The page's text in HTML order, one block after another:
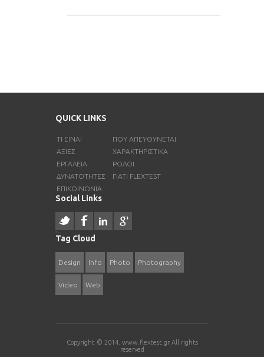
QUICK LINKS
ΤΙ ΕΊΝΑΙ
ΠΟΎ ΑΠΕΥΘΎΝΕΤΑΙ
ΑΞΊΕΣ
ΧΑΡΑΚΤΗΡΙΣΤΙΚΑ
ΕΡΓΑΛΕΙΑ
ΡΟΛΟΙ
ΔΥΝΑΤΟΤΗΤΕΣ
ΓΙΑΤΙ FLEXTEST
ΕΠΙΚΟΙΝΩΝΙΑ
Social Links
Tag Cloud
Design Info Photo Photography
Video Web
Copyright © 2014. www.flextest.gr All rights
reserved